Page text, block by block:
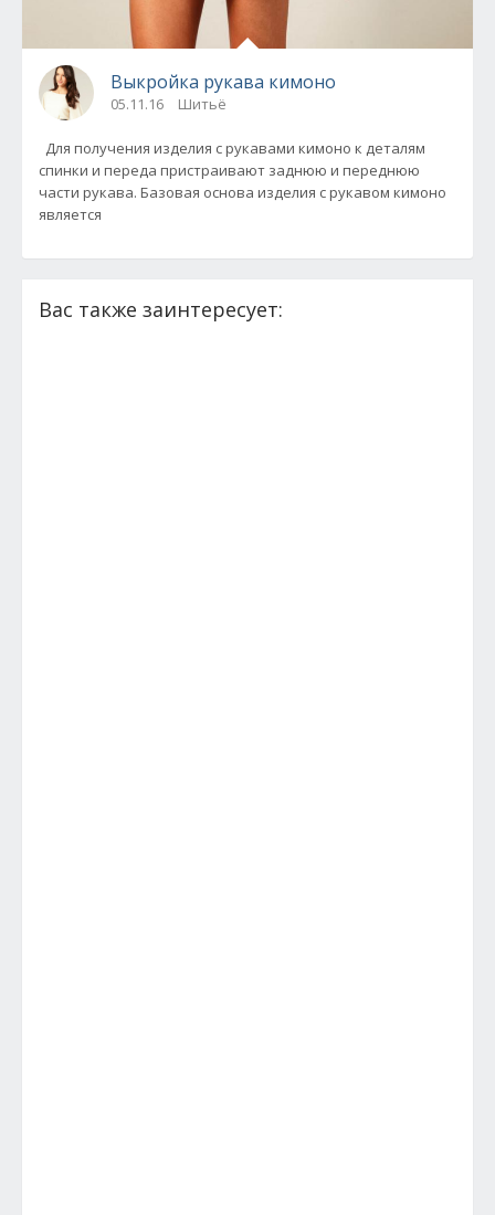
Выкройка рукава кимоно
05.11.16 Шитьё
Для получения изделия с рукавами кимоно к деталям
спинки и переда пристраивают заднюю и переднюю
части рукава. Базовая основа изделия с рукавом кимоно
является
Вас также заинтересует: